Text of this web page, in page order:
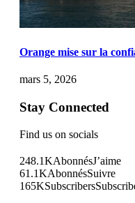
Orange mise sur la
mars 5, 2026
Stay Connected
Find us on socials
248.1KAbonnésJ’aime
61.1KAbonnésSuivre
165KSubscribers